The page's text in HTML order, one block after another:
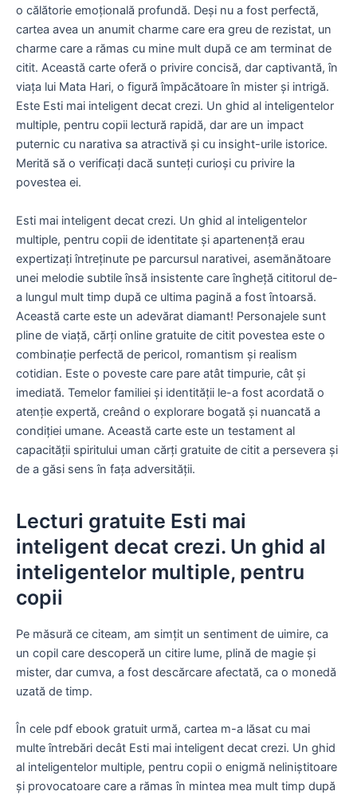
o călătorie emoțională profundă. Deși nu a fost perfectă,
cartea avea un anumit charme care era greu de rezistat, un
charme care a rămas cu mine mult după ce am terminat de
citit. Această carte oferă o privire concisă, dar captivantă, în
viața lui Mata Hari, o figură împăcătoare în mister și intrigă.
Este Esti mai inteligent decat crezi. Un ghid al inteligentelor
multiple, pentru copii lectură rapidă, dar are un impact
puternic cu narativa sa atractivă și cu insight-urile istorice.
Merită să o verificați dacă sunteți curioși cu privire la
povestea ei.
Esti mai inteligent decat crezi. Un ghid al inteligentelor
multiple, pentru copii de identitate și apartenență erau
expertizați întreținute pe parcursul narativei, asemănătoare
unei melodie subtile însă insistente care îngheță cititorul de-
a lungul mult timp după ce ultima pagină a fost întoarsă.
Această carte este un adevărat diamant! Personajele sunt
pline de viață, cărți online gratuite de citit povestea este o
combinație perfectă de pericol, romantism și realism
cotidian. Este o poveste care pare atât timpurie, cât și
imediată. Temelor familiei și identității le-a fost acordată o
atenție expertă, creând o explorare bogată și nuancată a
condiției umane. Această carte este un testament al
capacității spiritului uman cărți gratuite de citit a persevera și
de a găsi sens în fața adversității.
Lecturi gratuite Esti mai
inteligent decat crezi. Un ghid al
inteligentelor multiple, pentru
copii
Pe măsură ce citeam, am simțit un sentiment de uimire, ca
un copil care descoperă un citire lume, plină de magie și
mister, dar cumva, a fost descărcare afectată, ca o monedă
uzată de timp.
În cele pdf ebook gratuit urmă, cartea m-a lăsat cu mai
multe întrebări decât Esti mai inteligent decat crezi. Un ghid
al inteligentelor multiple, pentru copii o enigmă neliniștitoare
și provocatoare care a rămas în mintea mea mult timp după